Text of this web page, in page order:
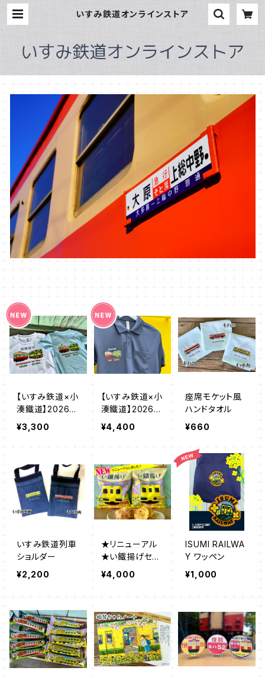
いすみ鉄道オンラインストア
【いすみ鉄道×小
湊鐵道】2026
房総横断Tシャ
¥3,300
【いすみ鉄道×小
湊鐵道】2026
房総横断ポロシ
ャツ
¥4,400
座席モケット風
ハンドタオル
¥660
いすみ鉄道列車
ショルダー
¥2,200
★リニューアル
★い鐵揚げセッ
ト（しょうゆ味・カ
レー味）
¥4,000
ISUMI RAILWA
Y ワッペン
¥1,000